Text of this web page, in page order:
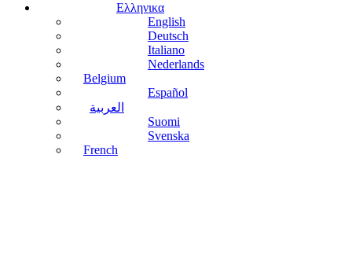
Ελληνικα
English
Deutsch
Italiano
Nederlands
Belgium
Español
العربية
Suomi
Svenska
French